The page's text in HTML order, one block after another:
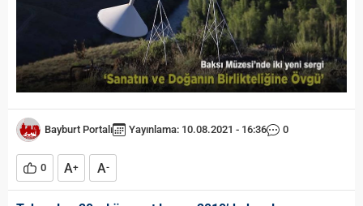
Bayburt Portalı Yayınlama: 10.08.2021 - 16:36 0
0 A+ A-